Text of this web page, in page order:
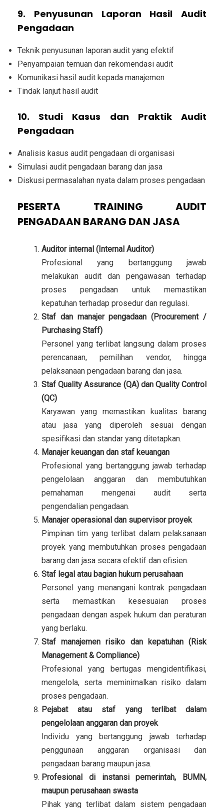
9. Penyusunan Laporan Hasil Audit
Pengadaan
Teknik penyusunan laporan audit yang efektif
Penyampaian temuan dan rekomendasi audit
Komunikasi hasil audit kepada manajemen
Tindak lanjut hasil audit
10. Studi Kasus dan Praktik Audit
Pengadaan
Analisis kasus audit pengadaan di organisasi
Simulasi audit pengadaan barang dan jasa
Diskusi permasalahan nyata dalam proses pengadaan
PESERTA TRAINING AUDIT
PENGADAAN BARANG DAN JASA
Auditor internal (Internal Auditor)
Profesional yang bertanggung jawab
melakukan audit dan pengawasan terhadap
proses pengadaan untuk memastikan
kepatuhan terhadap prosedur dan regulasi.
Staf dan manajer pengadaan (Procurement /
Purchasing Staff)
Personel yang terlibat langsung dalam proses
perencanaan, pemilihan vendor, hingga
pelaksanaan pengadaan barang dan jasa.
Staf Quality Assurance (QA) dan Quality Control
(QC)
Karyawan yang memastikan kualitas barang
atau jasa yang diperoleh sesuai dengan
spesifikasi dan standar yang ditetapkan.
Manajer keuangan dan staf keuangan
Profesional yang bertanggung jawab terhadap
pengelolaan anggaran dan membutuhkan
pemahaman mengenai audit serta
pengendalian pengadaan.
Manajer operasional dan supervisor proyek
Pimpinan tim yang terlibat dalam pelaksanaan
proyek yang membutuhkan proses pengadaan
barang dan jasa secara efektif dan efisien.
Staf legal atau bagian hukum perusahaan
Personel yang menangani kontrak pengadaan
serta memastikan kesesuaian proses
pengadaan dengan aspek hukum dan peraturan
yang berlaku.
Staf manajemen risiko dan kepatuhan (Risk
Management & Compliance)
Profesional yang bertugas mengidentifikasi,
mengelola, serta meminimalkan risiko dalam
proses pengadaan.
Pejabat atau staf yang terlibat dalam
pengelolaan anggaran dan proyek
Individu yang bertanggung jawab terhadap
penggunaan anggaran organisasi dan
pengadaan barang maupun jasa.
Profesional di instansi pemerintah, BUMN,
maupun perusahaan swasta
Pihak yang terlibat dalam sistem pengadaan